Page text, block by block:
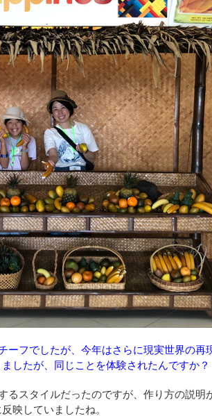
ーフでしたが、今年はさらに現実世界の再
したが、同じことを体験されたんですか？
スタイルだったのですが、作り方の説明
映していましたね。